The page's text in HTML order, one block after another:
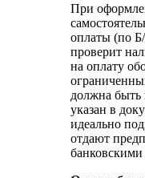
При
оплаты (по
проверит
на оплату
должна быть
указан в
идеально
отдают
банковскими